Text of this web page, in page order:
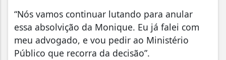
“Nós vamos continuar lutando para anular
essa absolvição da Monique. Eu já falei com
meu advogado, e vou pedir ao Ministério
Público que recorra da decisão”.